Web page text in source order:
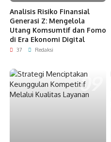
Analisis Risiko Finansial
Generasi Z: Mengelola
Utang Komsumtif dan Fomo
di Era Ekonomi Digital
37 Redaksi